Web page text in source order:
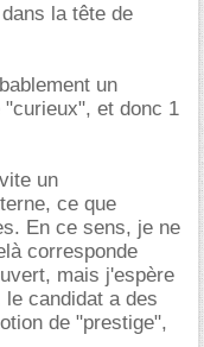
la tête de
un
et donc 1
un
ce que
En ce sens, je ne
corresponde
mais j'espère
candidat a des
de "prestige",